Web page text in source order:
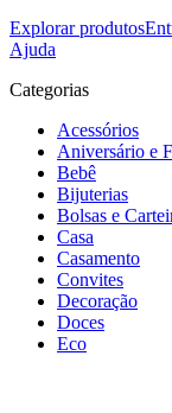
Explorar produtos
Ajuda
Categorias
Acessórios
Aniversário e
Bebê
Bijuterias
Bolsas e
Casa
Casamento
Convites
Decoração
Doces
Eco